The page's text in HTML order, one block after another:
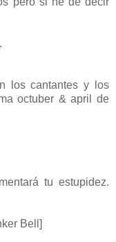
los cantantes y los
octuber & april de
tu estupidez.
Bell]